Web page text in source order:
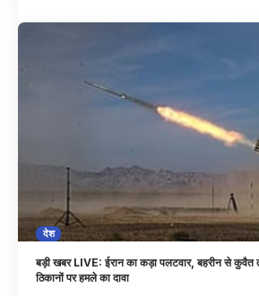
देश
बड़ी खबर LIVE: ईरान का कड़ा पलटवार, बहरीन से
ठिकानों पर हमले का दावा